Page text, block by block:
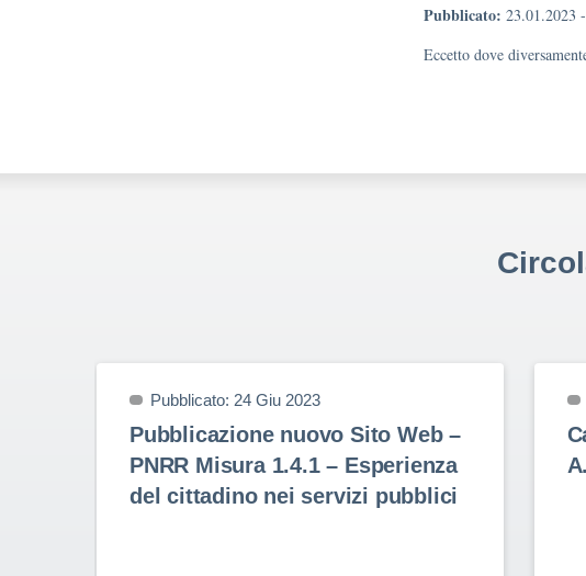
Pubblicato: 23.01.2023 -
Eccetto dove
Pubblicato: 24 Giu 2023
Pubblicazione nuovo Sito Web –
PNRR Misura 1.4.1 – Esperienza
del cittadino nei servizi pubblici